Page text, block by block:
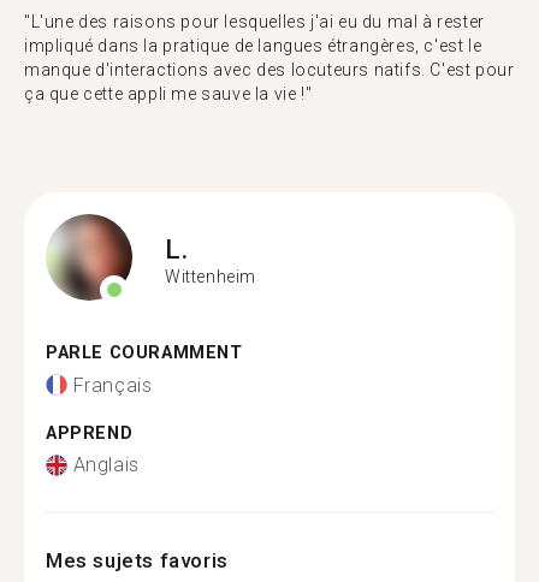
"L'une des raisons pour lesquelles j'ai eu du mal à rester
impliqué dans la pratique de langues étrangères, c'est le
manque d'interactions avec des locuteurs natifs. C'est pour
ça que cette appli me sauve la vie !"
L.
Wittenheim
PARLE COURAMMENT
Français
APPREND
Anglais
Mes sujets favoris